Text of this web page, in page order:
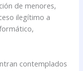
de menores,
ilegítimo a
contemplados